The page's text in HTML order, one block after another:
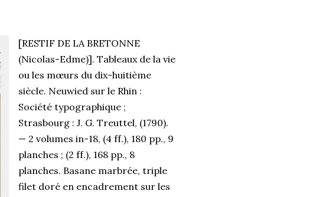
[RESTIF DE LA BRETONNE
(Nicolas-Edme)]. Tableaux de la vie
ou les mœurs du dix-huitième
siècle. Neuwied sur le Rhin :
Société typographique ;
Strasbourg : J. G. Treuttel, (1790).
— 2 volumes in-18, (4 ff.), 180 pp., 9
planches ; (2 ff.), 168 pp., 8
planches. Basane marbrée, triple
filet doré en encadrement sur les